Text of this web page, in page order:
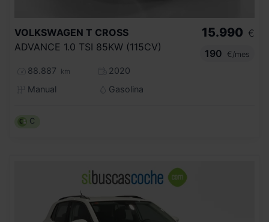
VOLKSWAGEN T CROSS
ADVANCE 1.0 TSI 85KW (115CV)
88.887 km
2020
Manual
Gasolina
15.990 €
190
€/mes
C